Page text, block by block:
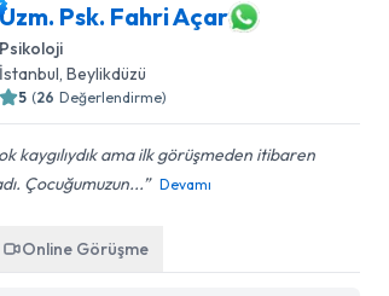
Uzm. Psk. Fahri Açar
Psikoloji
İstanbul , Beylikdüzü
5 (26 Değerlendirme)
kaygılıydık ama ilk görüşmeden itibaren
Çocuğumuzun...
Devamı
Online Görüşme